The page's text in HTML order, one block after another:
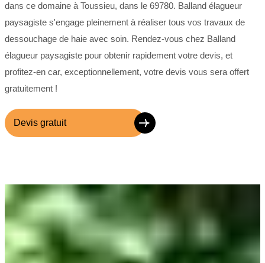
dans ce domaine à Toussieu, dans le 69780. Balland élagueur
paysagiste s'engage pleinement à réaliser tous vos travaux de
dessouchage de haie avec soin. Rendez-vous chez Balland
élagueur paysagiste pour obtenir rapidement votre devis, et
profitez-en car, exceptionnellement, votre devis vous sera offert
gratuitement !
Devis gratuit